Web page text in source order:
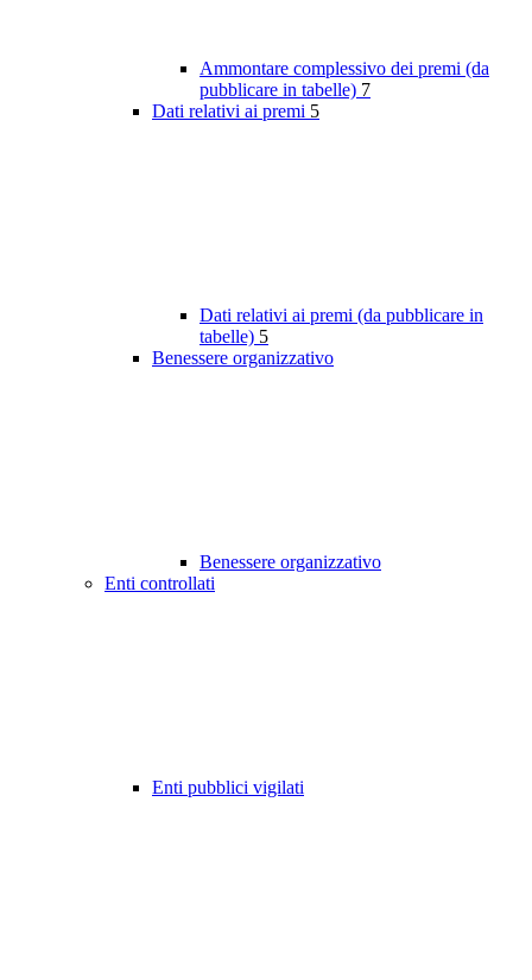
Ammontare complessivo dei premi (da
pubblicare in tabelle) 7
Dati relativi ai premi 5
Dati relativi ai premi (da pubblicare in
tabelle) 5
Benessere organizzativo
Benessere organizzativo
Enti controllati
Enti pubblici vigilati